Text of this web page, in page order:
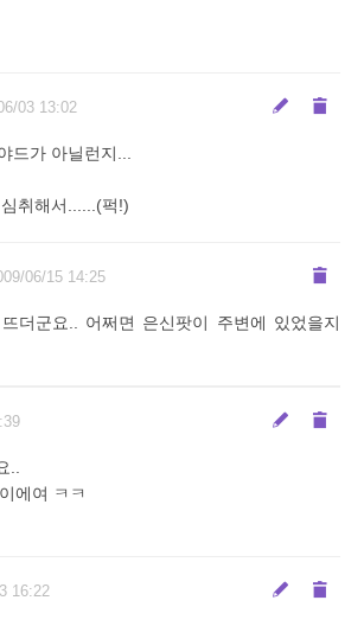
03 13:02
드가 아닐런지...
취해서......(퍽!)
06/15 14:25
더군요.. 어쩌면 은신팟이 주변에 있었을지
에여 ㅋㅋ
16:22